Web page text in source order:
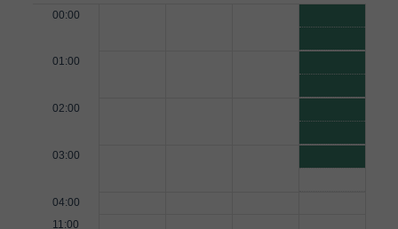
00:00
01:00
02:00
03:00
04:00
11:00